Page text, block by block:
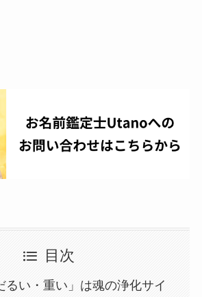
目次
るい・重い」は魂の浄化サイ